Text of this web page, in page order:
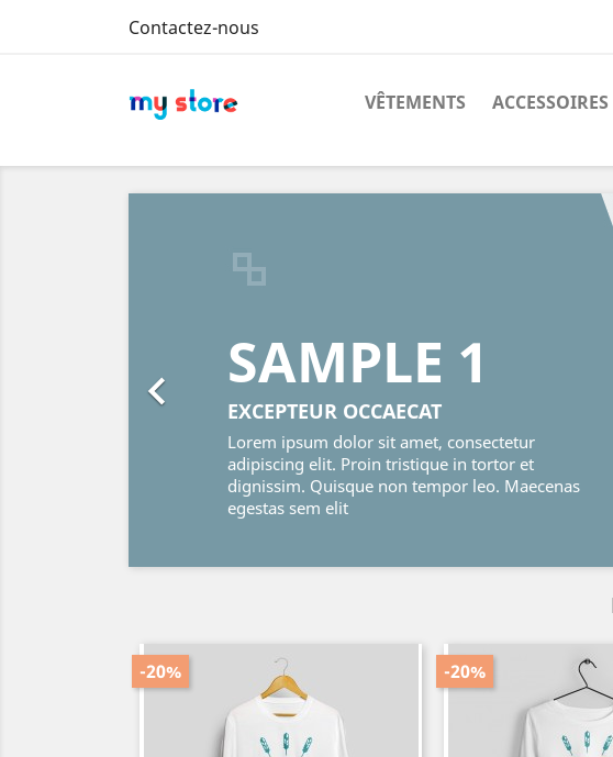
Contactez-nous
VÊTEMENTS ACCESSOIRES
SAMPLE 1
EXCEPTEUR OCCAECAT
Lorem ipsum dolor sit amet, consectetur
adipiscing elit. Proin tristique in tortor et
dignissim. Quisque non tempor leo. Maecenas
egestas sem elit

Précédent
-20% -20%